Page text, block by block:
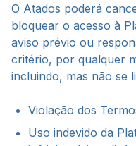
O Atados poderá
bloquear o acesso à
aviso prévio ou
critério, por qualquer
incluindo, mas não se
Violação dos
Uso indevido da